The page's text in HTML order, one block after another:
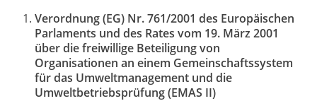
Verordnung (EG) Nr. 761/2001 des Europäischen
Parlaments und des Rates vom 19. März 2001
über die freiwillige Beteiligung von
Organisationen an einem Gemeinschaftssystem
für das Umweltmanagement und die
Umweltbetriebsprüfung (EMAS II)